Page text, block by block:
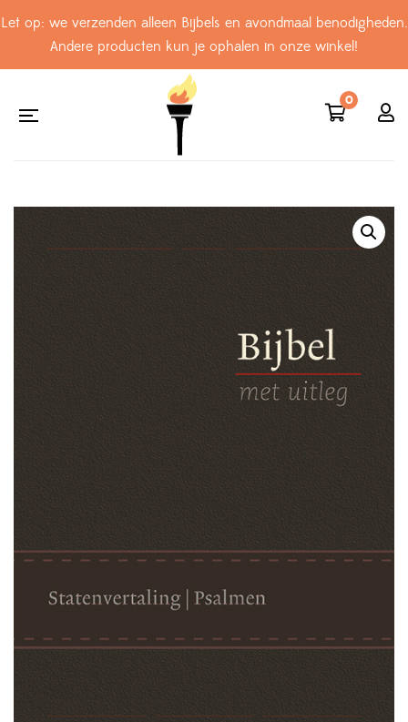
Let op: we verzenden alleen Bijbels en avondmaal benodigheden.
Andere producten kun je ophalen in onze winkel!
0